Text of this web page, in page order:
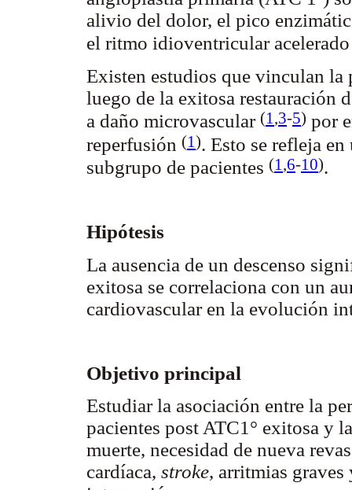
alivio del dolor, el pico
el ritmo idioventricular
Existen estudios que vinculan la
luego de la exitosa restauración
a daño microvascular (1 ,3-5) por
reperfusión (1). Esto se refleja
subgrupo de pacientes (1 ,6-10).
Hipótesis
La ausencia de un descenso
exitosa se correlaciona con un
cardiovascular en la evolución
Objetivo principal
Estudiar la asociación entre la
pacientes post ATC1° exitosa y
muerte, necesidad de nueva
cardíaca, stroke, arritmias graves